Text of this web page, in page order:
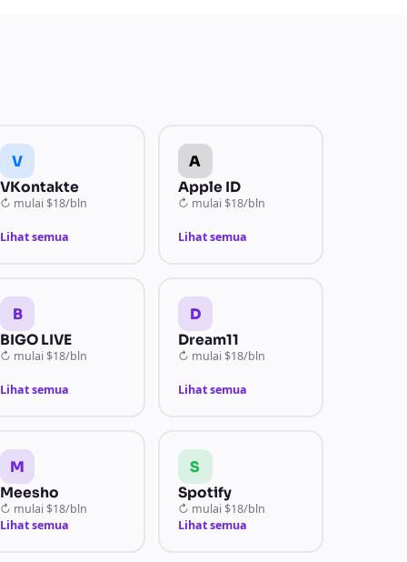
V
VKontakte
↻ mulai $18/bln
Lihat semua
A
Apple ID
↻ mulai $18/bln
Lihat semua
B
BIGO LIVE
↻ mulai $18/bln
Lihat semua
D
Dream11
↻ mulai $18/bln
Lihat semua
M
Meesho
↻ mulai $18/bln
Lihat semua
S
Spotify
↻ mulai $18/bln
Lihat semua